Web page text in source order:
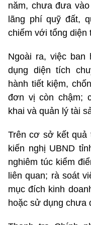
năm, chưa đưa
lãng phí quỹ đất,
chiếm với tổng diện
Ngoài ra, việc ban
dụng diện tích
hành tiết kiệm,
đơn vị còn chậm;
khai và quản lý tài
Trên cơ sở kết quả
kiến nghị UBND
nghiêm túc kiểm
liên quan; rà soát
mục đích kinh
hoặc sử dụng chưa